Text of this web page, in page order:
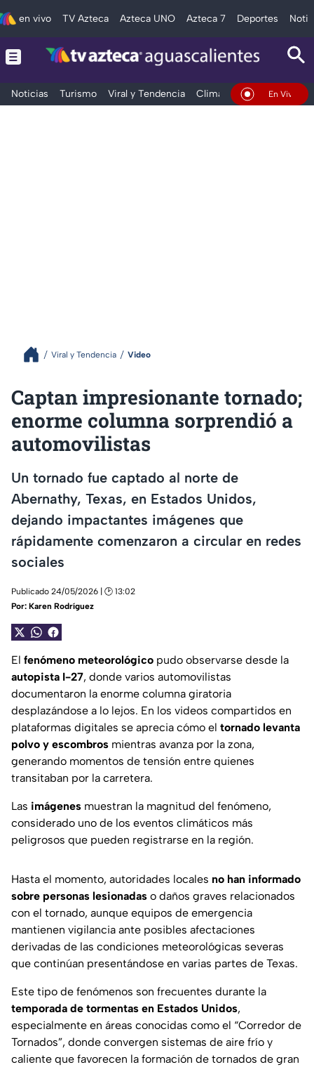
en vivo TV Azteca Azteca UNO Azteca 7 Deportes
Noticias Turismo Viral y Tendencia Clima DeportesEn Vivo
Viral y Tendencia Video
Captan impresionante tornado;
enorme columna sorprendió a
automovilistas
Un tornado fue captado al norte de
Abernathy, Texas, en Estados Unidos,
dejando impactantes imágenes que
rápidamente comenzaron a circular en redes
sociales
Publicado 24/05/2026 | 🕑 13:02
Por: Karen Rodríguez
El fenómeno meteorológico pudo observarse desde la
autopista I-27, donde varios automovilistas
documentaron la enorme columna giratoria
desplazándose a lo lejos. En los videos compartidos en
plataformas digitales se aprecia cómo el tornado levanta
polvo y escombros mientras avanza por la zona,
generando momentos de tensión entre quienes
transitaban por la carretera.
Las imágenes muestran la magnitud del fenómeno,
considerado uno de los eventos climáticos más
peligrosos que pueden registrarse en la región.
Hasta el momento, autoridades locales no han informado
sobre personas lesionadas o daños graves relacionados
con el tornado, aunque equipos de emergencia
mantienen vigilancia ante posibles afectaciones
derivadas de las condiciones meteorológicas severas
que continúan presentándose en varias partes de Texas.
Este tipo de fenómenos son frecuentes durante la
temporada de tormentas en Estados Unidos,
especialmente en áreas conocidas como el “Corredor de
Tornados”, donde convergen sistemas de aire frío y
caliente que favorecen la formación de tornados de gran